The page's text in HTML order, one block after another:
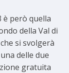
è però quella
della Val di
si svolgerà
delle due
gratuita